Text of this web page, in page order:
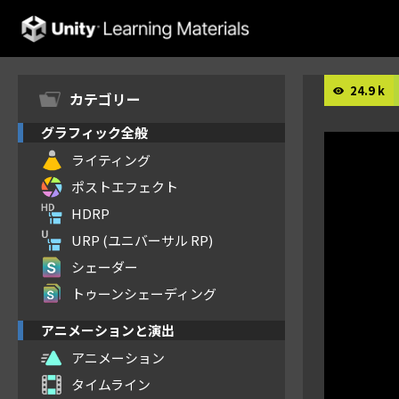
Unity Learning Materials
カテゴリー
グラフィック全般
ライティング
ポストエフェクト
HDRP
URP (ユニバーサル RP)
シェーダー
トゥーンシェーディング
アニメーションと演出
アニメーション
タイムライン
24.9 k